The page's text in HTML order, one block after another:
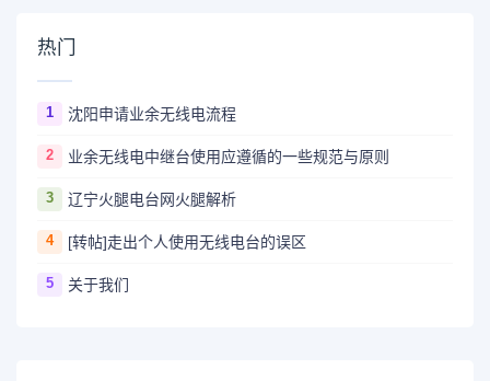
热门
1 沈阳申请业余无线电流程
2 业余无线电中继台使用应遵循的一些规范与原则
3 辽宁火腿电台网火腿解析
4 [转帖]走出个人使用无线电台的误区
5 关于我们